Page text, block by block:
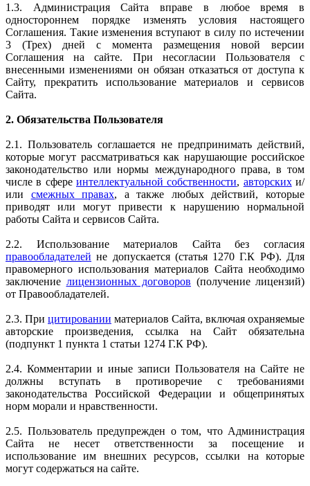
1.3. Администрация Сайта вправе в любое время в
одностороннем порядке изменять условия настоящего
Соглашения. Такие изменения вступают в силу по истечении
3 (Трех) дней с момента размещения новой версии
Соглашения на сайте. При несогласии Пользователя с
внесенными изменениями он обязан отказаться от доступа к
Сайту, прекратить использование материалов и сервисов
Сайта.
2. Обязательства Пользователя
2.1. Пользователь соглашается не предпринимать действий,
которые могут рассматриваться как нарушающие российское
законодательство или нормы международного права, в том
числе в сфере интеллектуальной собственности, авторскихи/
или смежных правах, а также любых действий, которые
приводят или могут привести к нарушению нормальной
работы Сайта и сервисов Сайта.
2.2. Использование материалов Сайта без согласия
правообладателей не допускается (статья 1270 Г.К РФ). Для
правомерного использования материалов Сайта необходимо
заключение лицензионных договоров (получение лицензий)
от Правообладателей.
2.3. При цитировании материалов Сайта, включая охраняемые
авторские произведения, ссылка на Сайт обязательна
(подпункт 1 пункта 1 статьи 1274 Г.К РФ).
2.4. Комментарии и иные записи Пользователя на Сайте не
должны вступать в противоречие с требованиями
законодательства Российской Федерации и общепринятых
норм морали и нравственности.
2.5. Пользователь предупрежден о том, что Администрация
Сайта не несет ответственности за посещение и
использование им внешних ресурсов, ссылки на которые
могут содержаться на сайте.